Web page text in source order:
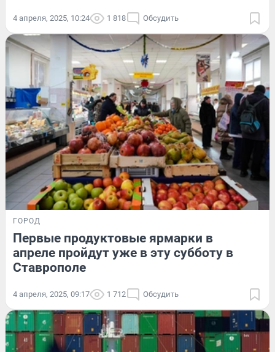
4 апреля, 2025, 10:24 1 818 Обсудить
ГОРОД
Первые продуктовые ярмарки в
апреле пройдут уже в эту субботу в
Ставрополе
4 апреля, 2025, 09:17 1 712 Обсудить